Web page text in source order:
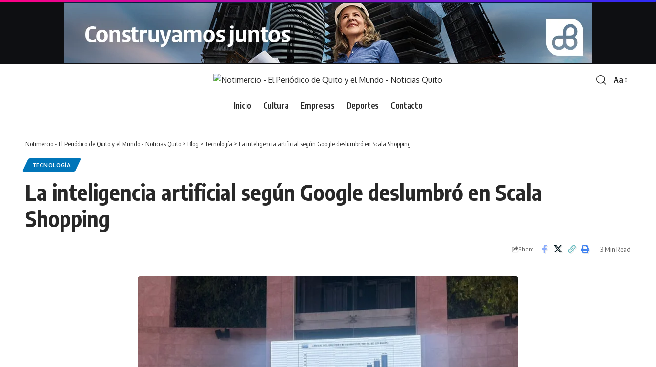
Font
Aa
Inicio Cultura Empresas Deportes Contacto
Notimercio - El Periódico de Quito y el Mundo - Noticias Quito > Blog > Tecnología > La inteligencia artificial según Google deslumbró en Scala Shopping
TECNOLOGÍA
La inteligencia artificial según Google deslumbró en Scala
Shopping
Share 3 Min Read